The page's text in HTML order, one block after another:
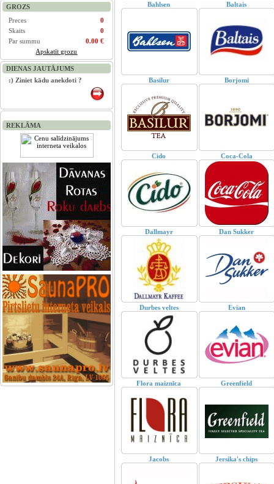
GROZS
Preces
0
Skaits
0
Par summu
0.00 €
Apskatīt grozu
DIENAS JAUTĀJUMS
:) Ziniet kādu anekdoti ?
REKLĀMA
Bahlsen Baltais
Basilur Borjomi
Cido Coca-Cola
Dallmayr Dan Sukker
Durbes veltes Evian
Flora maiznīca Greenfield
Jacobs Jersika's chips